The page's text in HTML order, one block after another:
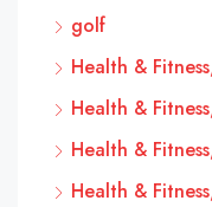
golf
Health &
Health &
Health &
Health &